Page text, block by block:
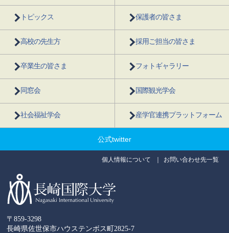
トピックス 保護者の皆さま
高校の先生方 採用ご担当の皆さま
卒業生の皆さま フォトギャラリー
同窓会 国際観光学会
社会福祉学会 産学官連携プラットフォーム
公式twitter
〒859-3298
長崎県佐世保市ハウステンボス町2825-7
個人情報について お問い合わせ先一覧